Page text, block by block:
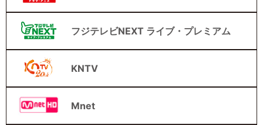
フジテレビNEXT ライブ・プレミアム
KNTV
Mnet